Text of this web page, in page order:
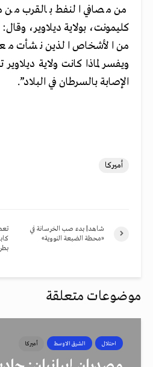
من مصافي النفط بالقرب من
كليمونت، بولاية ديلاوير، وقال:
من الأشخاص الذين نشأت
ويفسر لماذا كانت ولاية
الإصابة بالسرطان في البلاد”.
أميركا
شاهد| بدء صب الخرسانة في
«محطة الضبعة النووية»
موضوعات متعلقة
احتلال الشرق الاوسط أميركا